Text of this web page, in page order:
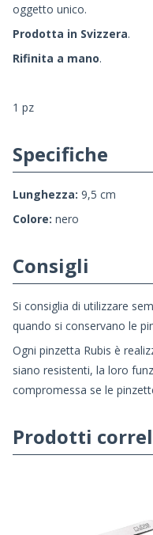
oggetto unico.
Prodotta in Svizzera.
Rifinita a mano.
1 pz
Specifiche
Lunghezza: 9,5 cm
Colore: nero
Consigli
Si consiglia di utilizzare
quando si conservano le
Ogni pinzetta Rubis è
siano resistenti, la loro
compromessa se le
Prodotti